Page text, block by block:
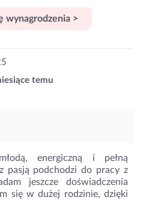
wynagrodzenia >
temu
energiczną i pełną
pasją podchodzi do pracy z
jeszcze doświadczenia
się w dużej rodzinie, dzięki